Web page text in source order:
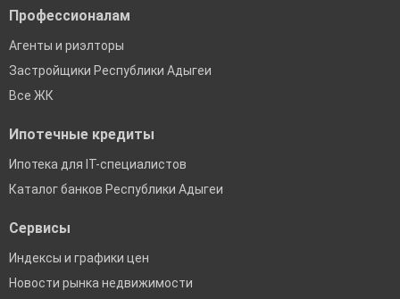
Профессионалам
Агенты и риэлторы
Застройщики Республики Адыгеи
Все ЖК
Ипотечные кредиты
Ипотека для IT-специалистов
Каталог банков Республики Адыгеи
Сервисы
Индексы и графики цен
Новости рынка недвижимости